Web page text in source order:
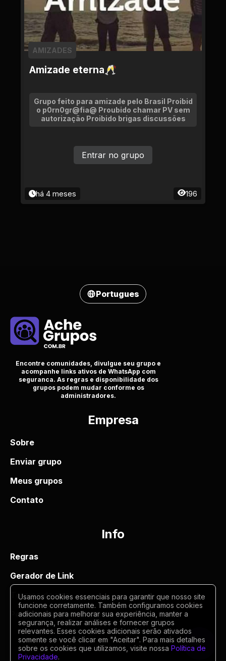
Amizade eterna🥂
AMIZADES
Grupo feito para amizade pelo Brasil Proibid
o p0rn0gr@fia@ Proubido chamar PV sem
autorização Proibido brigas discussões
há 4 meses 196
Entrar no grupo
Portugues
Encontre comunidades, divulgue seu grupo e
acompanhe links ativos de WhatsApp com
seguranca. As regras e disponibilidade dos
grupos podem mudar conforme os
administradores.
Empresa
Sobre
Enviar grupo
Meus grupos
Contato
Info
Regras
Gerador de Link
Termos de uso
Politica de privacidade
Usamos cookies essenciais para garantir que nosso site
funcione corretamente. Também configuramos cookies
adicionais para melhorar sua experiência, manter a
segurança, realizar análises e fornecer grupos
relevantes. Esses cookies adicionais serão ativados
somente se você clicar em "Aceitar". Para mais detalhes
sobre os cookies que utilizamos, visite nossa Política de
Privacidade.